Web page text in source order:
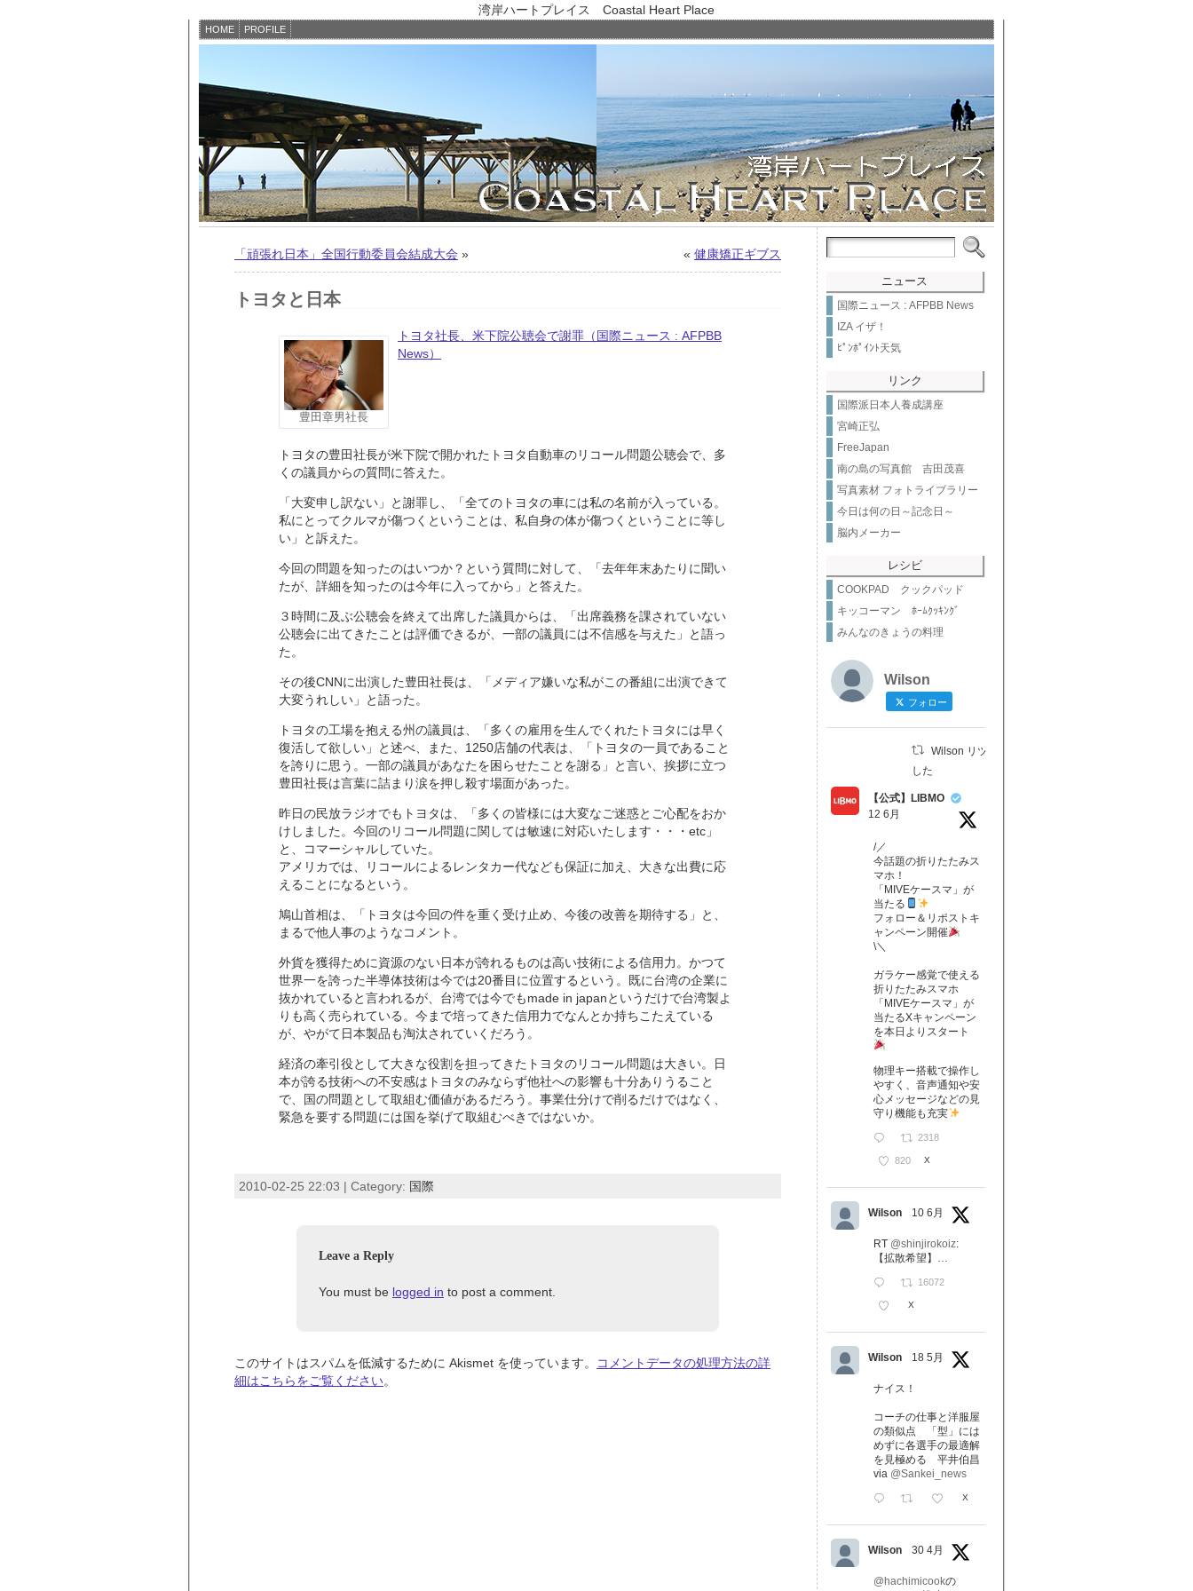
湾岸ハートプレイス Coastal Heart Place
HOME PROFILE
「頑張れ日本」全国行動委員会結成大会 » « 健康矯正ギブス
トヨタと日本
豊田章男社長
トヨタ社長、米下院公聴会で謝罪（国際ニュース : AFPBB
News）
トヨタの豊田社長が米下院で開かれたトヨタ自動車のリコール問題公聴会で、多
くの議員からの質問に答えた。
「大変申し訳ない」と謝罪し、「全てのトヨタの車には私の名前が入っている。
私にとってクルマが傷つくということは、私自身の体が傷つくということに等し
い」と訴えた。
今回の問題を知ったのはいつか？という質問に対して、「去年年末あたりに聞い
たが、詳細を知ったのは今年に入ってから」と答えた。
３時間に及ぶ公聴会を終えて出席した議員からは、「出席義務を課されていない
公聴会に出てきたことは評価できるが、一部の議員には不信感を与えた」と語っ
た。
その後CNNに出演した豊田社長は、「メディア嫌いな私がこの番組に出演できて
大変うれしい」と語った。
トヨタの工場を抱える州の議員は、「多くの雇用を生んでくれたトヨタには早く
復活して欲しい」と述べ、また、1250店舗の代表は、「トヨタの一員であること
を誇りに思う。一部の議員があなたを困らせたことを謝る」と言い、挨拶に立つ
豊田社長は言葉に詰まり涙を押し殺す場面があった。
昨日の民放ラジオでもトヨタは、「多くの皆様には大変なご迷惑とご心配をおか
けしました。今回のリコール問題に関しては敏速に対応いたします・・・etc」
と、コマーシャルしていた。
アメリカでは、リコールによるレンタカー代なども保証に加え、大きな出費に応
えることになるという。
鳩山首相は、「トヨタは今回の件を重く受け止め、今後の改善を期待する」と、
まるで他人事のようなコメント。
外貨を獲得ために資源のない日本が誇れるものは高い技術による信用力。かつて
世界一を誇った半導体技術は今では20番目に位置するという。既に台湾の企業に
抜かれていると言われるが、台湾では今でもmade in japanというだけで台湾製よ
りも高く売られている。今まで培ってきた信用力でなんとか持ちこたえている
が、やがて日本製品も淘汰されていくだろう。
経済の牽引役として大きな役割を担ってきたトヨタのリコール問題は大きい。日
本が誇る技術への不安感はトヨタのみならず他社への影響も十分ありうること
で、国の問題として取組む価値があるだろう。事業仕分けで削るだけではなく、
緊急を要する問題には国を挙げて取組むべきではないか。
2010-02-25 22:03 | Category: 国際
Leave a Reply
You must be logged in to post a comment.
このサイトはスパムを低減するために Akismet を使っています。
コメントデータの処理方法の詳
細はこちらをご覧ください。
ニュース
国際ニュース : AFPBB News
IZA イザ！
ﾋﾟﾝﾎﾟｲﾝﾄ天気
リンク
国際派日本人養成講座
宮崎正弘
FreeJapan
南の島の写真館 吉田茂喜
写真素材 フォトライブラリー
今日は何の日～記念日～
脳内メーカー
レシビ
COOKPAD クックパッド
キッコーマン ﾎｰﾑｸｯｷﾝｸﾞ
みんなのきょうの料理
Wilson
フォロー
Wilson リツイートされま
した
【公式】LIBMO
12 6月
/／
今話題の折りたたみス
マホ！
「MIVEケースマ」が
当たる
フォロー＆リポストキ
ャンペーン開催
\＼
ガラケー感覚で使える
折りたたみスマホ
「MIVEケースマ」が
当たるXキャンペーン
を本日よりスタート
物理キー搭載で操作し
やすく、音声通知や安
心メッセージなどの見
守り機能も充実
2318
820 X
Wilson 10 6月
RT @shinjirokoiz:
【拡散希望】…
16072
X
Wilson 18 5月
ナイス！
コーチの仕事と洋服屋
の類似点 「型」には
めずに各選手の最適解
を見極める 平井伯昌
via @Sankei_news
X
Wilson 30 4月
@hachimicookの